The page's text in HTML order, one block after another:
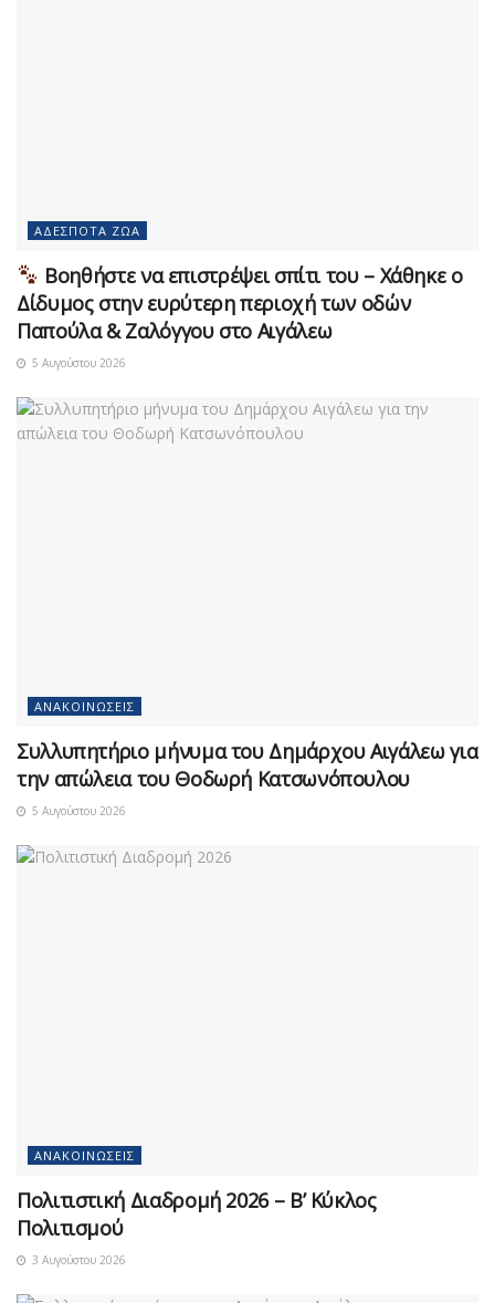
ΑΔΈΣΠΟΤΑ ΖΏΑ
Βοηθήστε να επιστρέψει σπίτι του – Χάθηκε ο
Δίδυμος στην ευρύτερη περιοχή των οδών
Παπούλα & Ζαλόγγου στο Αιγάλεω
5 Αυγούστου 2026
ΑΝΑΚΟΙΝΏΣΕΙΣ
Συλλυπητήριο μήνυμα του Δημάρχου Αιγάλεω για
την απώλεια του Θοδωρή Κατσωνόπουλου
5 Αυγούστου 2026
ΑΝΑΚΟΙΝΏΣΕΙΣ
Πολιτιστική Διαδρομή 2026 – Β’ Κύκλος
Πολιτισμού
3 Αυγούστου 2026